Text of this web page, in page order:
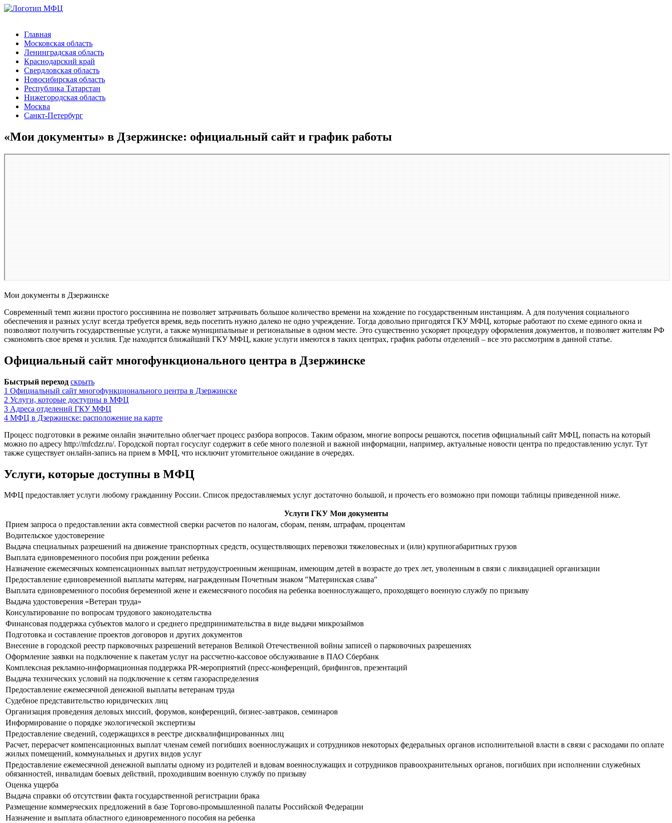
Главная
Московская область
Ленинградская область
Краснодарский край
Свердловская область
Новосибирская область
Республика Татарстан
Нижегородская область
Москва
Санкт-Петербург
«Мои документы» в Дзержинске: официальный сайт и график работы
Мои документы в Дзержинске
Современный темп жизни простого россиянина не позволяет затрачивать большое количество времени на хождение по государственным инстанциям. А для получения социального
обеспечения и разных услуг всегда требуется время, ведь посетить нужно далеко не одно учреждение. Тогда довольно пригодятся ГКУ МФЦ, которые работают по схеме единого окна и
позволяют получить государственные услуги, а также муниципальные и региональные в одном месте. Это существенно ускоряет процедуру оформления документов, и позволяет жителям РФ
сэкономить свое время и усилия. Где находится ближайший ГКУ МФЦ, какие услуги имеются в таких центрах, график работы отделений – все это рассмотрим в данной статье.
Официальный сайт многофункционального центра в Дзержинске
Быстрый переход скрыть
1 Официальный сайт многофункционального центра в Дзержинске
2 Услуги, которые доступны в МФЦ
3 Адреса отделений ГКУ МФЦ
4 МФЦ в Дзержинске: расположение на карте
Процесс подготовки в режиме онлайн значительно облегчает процесс разбора вопросов. Таким образом, многие вопросы решаются, посетив официальный сайт МФЦ, попасть на который
можно по адресу http://mfcdzr.ru/. Городской портал госуслуг содержит в себе много полезной и важной информации, например, актуальные новости центра по предоставлению услуг. Тут
также существует онлайн-запись на прием в МФЦ, что исключит утомительное ожидание в очередях.
Услуги, которые доступны в МФЦ
МФЦ предоставляет услуги любому гражданину России. Список предоставляемых услуг достаточно большой, и прочесть его возможно при помощи таблицы приведенной ниже.
Услуги ГКУ Мои документы
Прием запроса о предоставлении акта совместной сверки расчетов по налогам, сборам, пеням, штрафам, процентам
Водительское удостоверение
Выдача специальных разрешений на движение транспортных средств, осуществляющих перевозки тяжеловесных и (или) крупногабаритных грузов
Выплата единовременного пособия при рождении ребенка
Назначение ежемесячных компенсационных выплат нетрудоустроенным женщинам, имеющим детей в возрасте до трех лет, уволенным в связи с ликвидацией организации
Предоставление единовременной выплаты матерям, награжденным Почетным знаком "Материнская слава"
Выплата единовременного пособия беременной жене и ежемесячного пособия на ребенка военнослужащего, проходящего военную службу по призыву
Выдача удостоверения «Ветеран труда»
Консультирование по вопросам трудового законодательства
Финансовая поддержка субъектов малого и среднего предпринимательства в виде выдачи микрозаймов
Подготовка и составление проектов договоров и других документов
Внесение в городской реестр парковочных разрешений ветеранов Великой Отечественной войны записей о парковочных разрешениях
Оформление заявки на подключение к пакетам услуг на рассчетно-кассовое обслуживание в ПАО Сбербанк
Комплексная рекламно-информационная поддержка PR-мероприятий (пресс-конференций, брифингов, презентаций
Выдача технических условий на подключение к сетям газораспределения
Предоставление ежемесячной денежной выплаты ветеранам труда
Судебное представительство юридических лиц
Организация проведения деловых миссий, форумов, конференций, бизнес-завтраков, семинаров
Информирование о порядке экологической экспертизы
Предоставление сведений, содержащихся в реестре дисквалифицированных лиц
Расчет, перерасчет компенсационных выплат членам семей погибших военнослужащих и сотрудников некоторых федеральных органов исполнительной власти в связи с расходами по оплате
жилых помещений, коммунальных и других видов услуг
Предоставление ежемесячной денежной выплаты одному из родителей и вдовам военнослужащих и сотрудников правоохранительных органов, погибших при исполнении служебных
обязанностей, инвалидам боевых действий, проходившим военную службу по призыву
Оценка ущерба
Выдача справки об отсутствии факта государственной регистрации брака
Размещение коммерческих предложений в базе Торгово-промышленной палаты Российской Федерации
Назначение и выплата областного единовременного пособия на ребенка